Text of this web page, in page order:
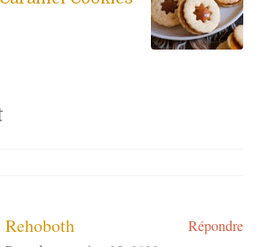
Rehoboth Répondre